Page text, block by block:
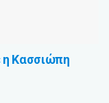
η Κασσιώπη